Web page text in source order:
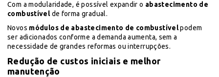
Com a modularidade, é possível expandir o abastecimento de
combustívelde forma gradual.
Novos módulos de abastecimento de combustívelpodem
ser adicionados conforme a demanda aumenta, sem a
necessidade de grandes reformas ou interrupções.
Redução de custos iniciais e melhor
manutenção